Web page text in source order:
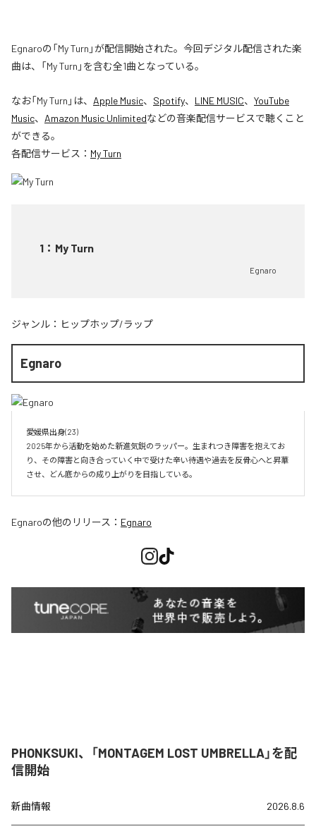
Egnaroの「My Turn」が配信開始された。今回デジタル配信された楽
曲は、「My Turn」を含む全1曲となっている。
なお「My Turn 」は、 Apple Music、 Spotify、 LINE MUSIC、 YouTube
Music、 Amazon Music Unlimitedなどの音楽配信サービスで聴くこと
ができる。
各配信サービス： My Turn
1 ： My Turn
Egnaro
ジャンル： ヒップホップ/ラップ
Egnaro
愛媛県出身(23)
2025年から活動を始めた新進気鋭のラッパー。生まれつき障害を抱えてお
り、その障害と向き合っていく中で受けた辛い待遇や過去を反骨心へと昇華
させ、どん底からの成り上がりを目指している。
Egnaroの他のリリース： Egnaro
PHONKSUKI、「MONTAGEM LOST UMBRELLA」を配
信開始
新曲情報 2026.8.6